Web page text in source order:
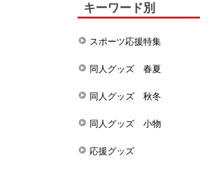
キーワード別
スポーツ応援特集
同人グッズ 春夏
同人グッズ 秋冬
同人グッズ 小物
応援グッズ